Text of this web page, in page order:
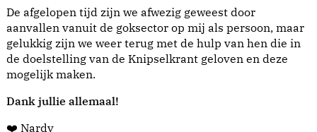
De afgelopen tijd zijn we afwezig geweest door
aanvallen vanuit de goksector op mij als persoon, maar
gelukkig zijn we weer terug met de hulp van hen die in
de doelstelling van de Knipselkrant geloven en deze
mogelijk maken.
Dank jullie allemaal!
❤️ Nardy